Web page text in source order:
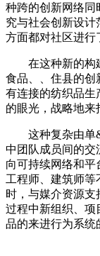
种跨的创新网络同
究与社会创新设
方面都对社区进行
在这种新的构建
食品、、住县的创
有连接的纺织品生
的眼光，战略地来
这种复杂由单
中团队成员间的交
向可持续网络和平
工程师、建筑师
时，与媒介资源
过程中新组织、项
品的来进行为系统